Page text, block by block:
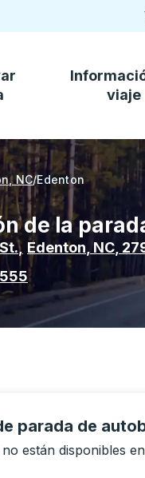
viaje
NC/Edenton
de la
, Edenton ,NC
parada de
están disponibles